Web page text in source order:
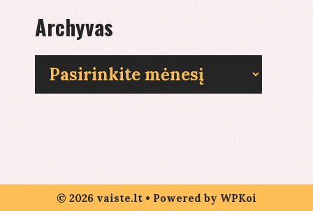
Archyvas
Archyvas
© 2026 vaiste.lt • Powered by WPKoi